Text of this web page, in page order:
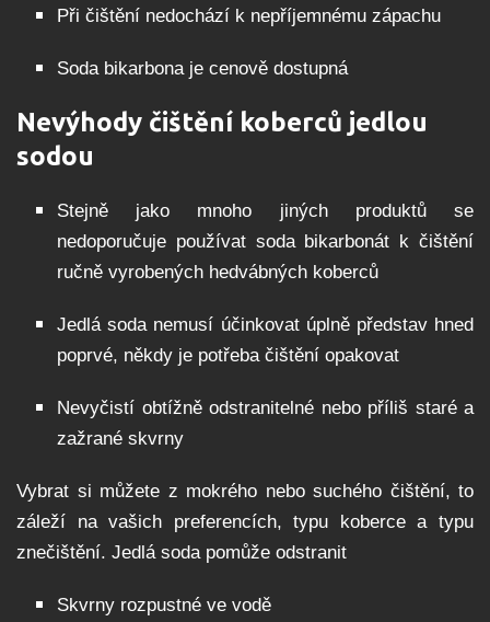
Při čištění nedochází k nepříjemnému zápachu
Soda bikarbona je cenově dostupná
Nevýhody čištění koberců jedlou
sodou
Stejně jako mnoho jiných produktů se
nedoporučuje používat soda bikarbonát k čištění
ručně vyrobených hedvábných koberců
Jedlá soda nemusí účinkovat úplně představ hned
poprvé, někdy je potřeba čištění opakovat
Nevyčistí obtížně odstranitelné nebo příliš staré a
zažrané skvrny
Vybrat si můžete z mokrého nebo suchého čištění, to
záleží na vašich preferencích, typu koberce a typu
znečištění. Jedlá soda pomůže odstranit
Skvrny rozpustné ve vodě